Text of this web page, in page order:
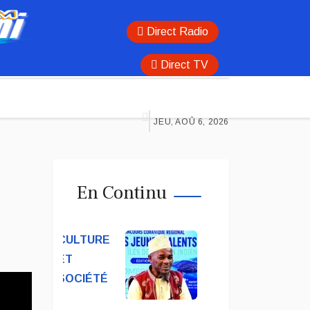
Direct Radio
Direct TV
JEU, AOÛ 6, 2026
En Continu
CULTURE
ET
SOCIÉTÉ